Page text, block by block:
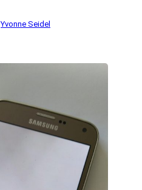
Yvonne Seidel